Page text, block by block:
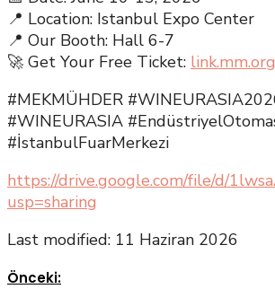
📍 Location: Istanbul Expo Center
📍 Our Booth: Hall 6-7
🚀 Get Your Free Ticket:
#MEKMÜHDER
#WINEURASIA
#İstanbulFuarMerkezi
https://drive.google.com/file/d/
usp=sharing
Last modified: 11 Haziran 2026
Önceki: